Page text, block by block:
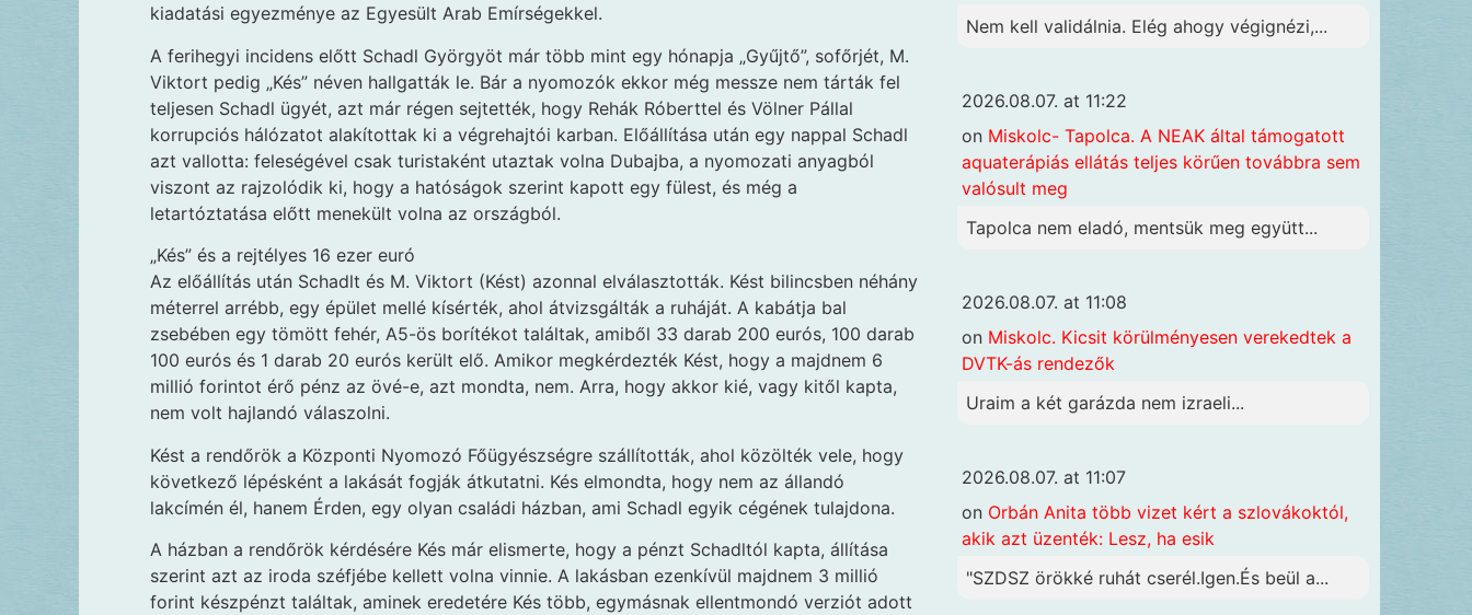
kiadatási egyezménye az Egyesült Arab Emírségekkel.
A ferihegyi incidens előtt Schadl Györgyöt már több mint egy hónapja „Gyűjtő”, sofőrjét, M.
Viktort pedig „Kés” néven hallgatták le. Bár a nyomozók ekkor még messze nem tárták fel
teljesen Schadl ügyét, azt már régen sejtették, hogy Rehák Róberttel és Völner Pállal
korrupciós hálózatot alakítottak ki a végrehajtói karban. Előállítása után egy nappal Schadl
azt vallotta: feleségével csak turistaként utaztak volna Dubajba, a nyomozati anyagból
viszont az rajzolódik ki, hogy a hatóságok szerint kapott egy fülest, és még a
letartóztatása előtt menekült volna az országból.
„Kés” és a rejtélyes 16 ezer euró
Az előállítás után Schadlt és M. Viktort (Kést) azonnal elválasztották. Kést bilincsben néhány
méterrel arrébb, egy épület mellé kísérték, ahol átvizsgálták a ruháját. A kabátja bal
zsebében egy tömött fehér, A5-ös borítékot találtak, amiből 33 darab 200 eurós, 100 darab
100 eurós és 1 darab 20 eurós került elő. Amikor megkérdezték Kést, hogy a majdnem 6
millió forintot érő pénz az övé-e, azt mondta, nem. Arra, hogy akkor kié, vagy kitől kapta,
nem volt hajlandó válaszolni.
Kést a rendőrök a Központi Nyomozó Főügyészségre szállították, ahol közölték vele, hogy
következő lépésként a lakását fogják átkutatni. Kés elmondta, hogy nem az állandó
lakcímén él, hanem Érden, egy olyan családi házban, ami Schadl egyik cégének tulajdona.
A házban a rendőrök kérdésére Kés már elismerte, hogy a pénzt Schadltól kapta, állítása
szerint azt az iroda széfjébe kellett volna vinnie. A lakásban ezenkívül majdnem 3 millió
forint készpénzt találtak, aminek eredetére Kés több, egymásnak ellentmondó verziót adott
Nem kell validálnia. Elég ahogy végignézi,...
2026.08.07. at 11:22
on Miskolc- Tapolca. A NEAK által támogatott
aquaterápiás ellátás teljes körűen továbbra sem
valósult meg
Tapolca nem eladó, mentsük meg együtt...
2026.08.07. at 11:08
on Miskolc. Kicsit körülményesen verekedtek a
DVTK-ás rendezők
Uraim a két garázda nem izraeli...
2026.08.07. at 11:07
on Orbán Anita több vizet kért a szlovákoktól,
akik azt üzenték: Lesz, ha esik
"SZDSZ örökké ruhát cserél.Igen.És beül a...